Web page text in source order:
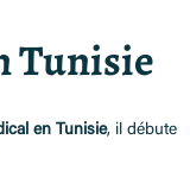
Tunisie
en Tunisie, il débute